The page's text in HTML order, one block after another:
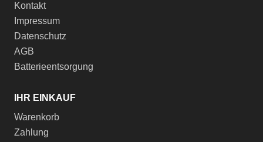
Kontakt
Impressum
Datenschutz
AGB
Batterieentsorgung
IHR EINKAUF
Warenkorb
Zahlung